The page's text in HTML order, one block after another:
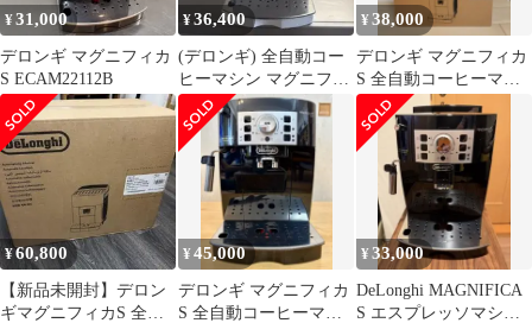
¥31,000
デロンギ マグニフィカ
S ECAM22112B
¥36,400
(デロンギ) 全自動コー
ヒーマシン マグニフィ
カS ECAM22112W
¥38,000
デロンギ マグニフィカ
S 全自動コーヒーマシ
ン ECAM22112W ホワ
イト
¥60,800
【新品未開封】デロン
ギマグニフィカS 全自
¥45,000
デロンギ マグニフィカ
S 全自動コーヒーマシ
¥33,000
DeLonghi MAGNIFICA
S エスプレッソマシン